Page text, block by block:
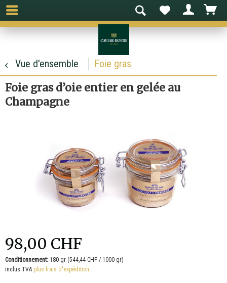
Vue d'ensemble Foie gras
Foie gras d’oie entier en gelée au
Champagne
98,00 CHF
Conditionnement: 180 gr (544,44 CHF / 1000 gr)
inclus TVA plus frais d'expédition